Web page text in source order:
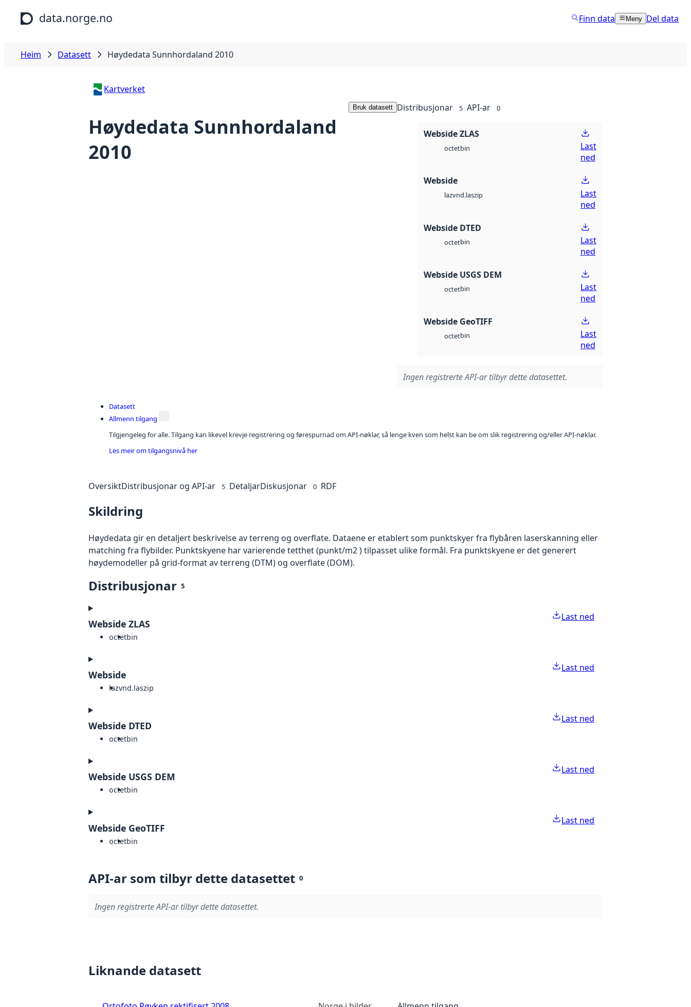
Hopp til hovudinnhald
data.norge.no Finn data Meny Del data
Heim Datasett Høydedata Sunnhordaland 2010
Kartverket
Høydedata Sunnhordaland
2010
Bruk datasett Distribusjonar 5 API-ar 0
Webside ZLAS
octetbin
Last
ned
Webside
lazvnd.laszip
Last
ned
Webside DTED
octetbin
Last
ned
Webside USGS DEM
octetbin
Last
ned
Webside GeoTIFF
octetbin
Last
ned
Ingen registrerte API-ar tilbyr dette datasettet.
Datasett
Allmenn tilgang
Tilgjengeleg for alle. Tilgang kan likevel krevje registrering og førespurnad om API-nøklar, så lenge kven som helst kan be om slik registrering og/eller API-nøklar.
Les meir om tilgangsnivå her
OversiktDistribusjonar og API-ar 5 DetaljarDiskusjonar 0 RDF
Skildring
Høydedata gir en detaljert beskrivelse av terreng og overflate. Dataene er etablert som punktskyer fra flybåren laserskanning eller
matching fra flybilder. Punktskyene har varierende tetthet (punkt/m2 ) tilpasset ulike formål. Fra punktskyene er det generert
høydemodeller på grid-format av terreng (DTM) og overflate (DOM).
Distribusjonar 5
Webside ZLAS
octetbin
Last ned
Webside
lazvnd.laszip
Last ned
Webside DTED
octetbin
Last ned
Webside USGS DEM
octetbin
Last ned
Webside GeoTIFF
octetbin
Last ned
API-ar som tilbyr dette datasettet 0
Ingen registrerte API-ar tilbyr dette datasettet.
Liknande datasett